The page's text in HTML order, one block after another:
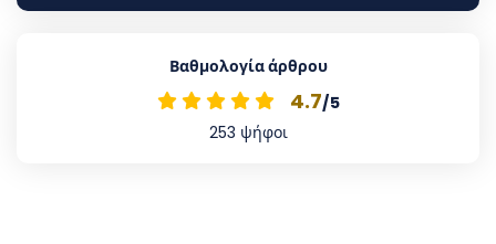
Βαθμολογία άρθρου
4.7/5
253 ψήφοι